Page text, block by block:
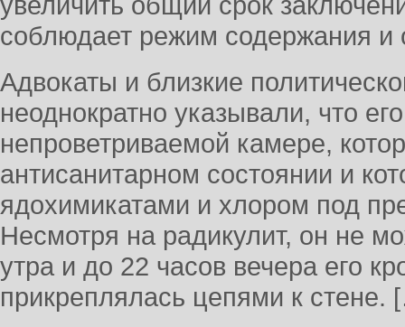
соблюдает режим содержания и
Адвокаты и близкие
неоднократно указывали, что
непроветриваемой камере,
антисанитарном состоянии и
ядохимикатами и хлором под
Несмотря на радикулит, он не
утра и до 22 часов вечера его
прикреплялась цепями к стене.